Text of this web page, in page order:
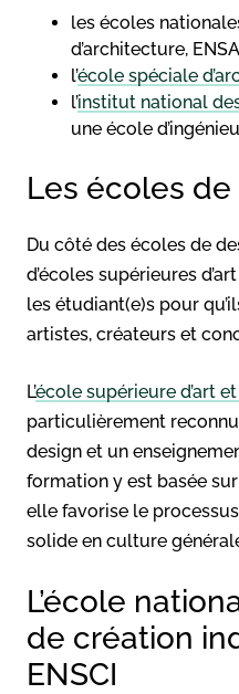
les écoles
d’architecture, ENSA
l’école spéciale
l’institut national
une école
Les écoles de
Du côté des écoles de
d’écoles supérieures
les étudiant(e)s pour
artistes, créateurs et
L’école supérieure d’art
particulièrement
design et un
formation y est basée
elle favorise le
solide en culture
L’école
de création
ENSCI